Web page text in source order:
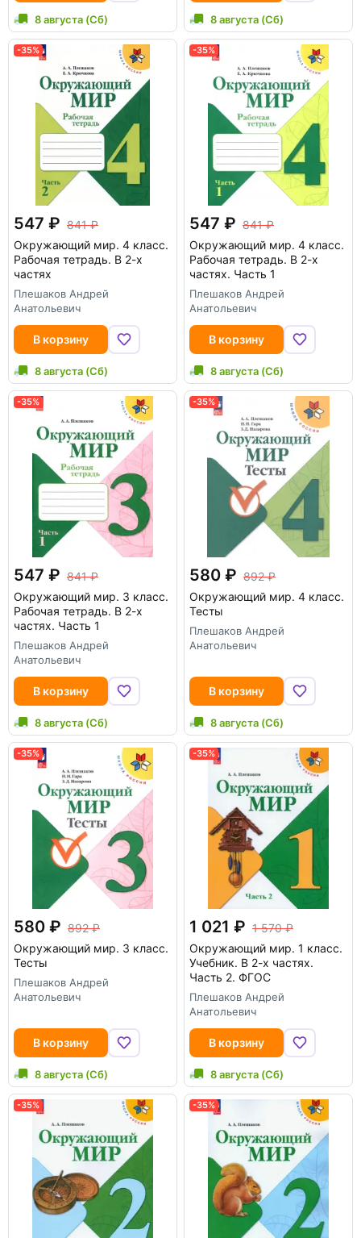
8 августа (Сб) 8 августа (Сб)
-35%
547
841
Окружающий мир. 4 класс.
Рабочая тетрадь. В 2-х
частях
Плешаков Андрей
Анатольевич
В корзину
8 августа (Сб)
-35%
547
841
Окружающий мир. 4 класс.
Рабочая тетрадь. В 2-х
частях. Часть 1
Плешаков Андрей
Анатольевич
В корзину
8 августа (Сб)
-35%
547
841
Окружающий мир. 3 класс.
Рабочая тетрадь. В 2-х
частях. Часть 1
Плешаков Андрей
Анатольевич
В корзину
8 августа (Сб)
-35%
580
892
Окружающий мир. 4 класс.
Тесты
Плешаков Андрей
Анатольевич
В корзину
8 августа (Сб)
-35%
580
892
Окружающий мир. 3 класс.
Тесты
Плешаков Андрей
Анатольевич
В корзину
8 августа (Сб)
-35%
1 021
1 570
Окружающий мир. 1 класс.
Учебник. В 2-х частях.
Часть 2. ФГОС
Плешаков Андрей
Анатольевич
В корзину
8 августа (Сб)
-35% -35%